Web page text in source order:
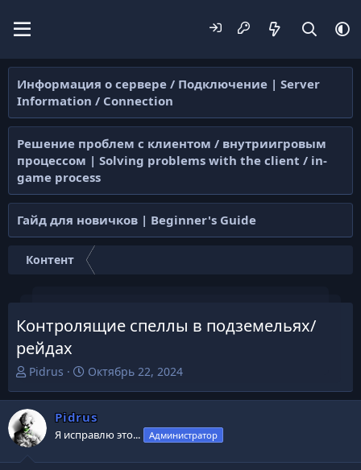
Информация о сервере / Подключение | Server
Information / Connection
Решение проблем с клиентом / внутриигровым
процессом | Solving problems with the client / in-
game process
Гайд для новичков | Beginner's Guide
Контент
Контролящие спеллы в подземельях/
рейдах
А
т
о
р
т
е
Pidrus
Д
т
а
н
ч
Октябрь 22, 2024
Pidrus
Я исправлю это... Администратор